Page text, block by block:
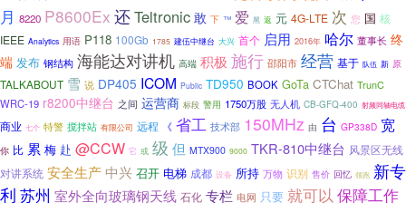
月 8220 P8600Ex 还Teltronic 敢 下 ™ 爱 黑 返 元 4G-LTE 次 您 国 核
IEEE Analytics 用语 P118 100Gb 1785 建伍中继台 大兴 首个 启用 2016年 哈尔 董事长 终
端 发布 钢结构 海能达对讲机 高端 积极 施行 邵阳市 经营 基于 队伍 新 原
TALKABOUT 雪 说 DP405 ICOM Public TD950 BOOK GoTa CTChat TrunC
WRC-19 r8200中继台 之间 运营商 标段 警用 1750万股 无人机 CB-GFQ-400 射频同轴电缆
商业 七个 特警 搅拌站 有限公司 远程 《 省工 技术部 150MHz 由 台 GP338D 宽
你 比 累 梅 赴 @CCW 它 或 级 但 MTX900 9000 TKR-810中继台 风景区无线
对讲系统 安全生产 中兴 召开 电梯 成都 设备 所持 万物 识别 售价 回忆 领跑 新专
利 苏州 室外全向玻璃钢天线 石化 专栏 电网 只要 就可以 保障工作